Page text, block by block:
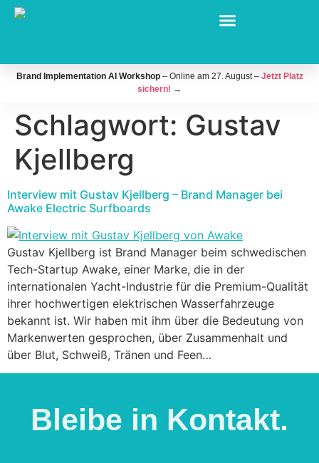
Brand Implementation AI Workshop– Online am 27. August – Jetzt Platz
sichern! →
Schlagwort: Gustav
Kjellberg
Interview mit Gustav Kjellberg – Brand Manager bei
Awake Electric Surfboards
Gustav Kjellberg ist Brand Manager beim schwedischen
Tech-Startup Awake, einer Marke, die in der
internationalen Yacht-Industrie für die Premium-Qualität
ihrer hochwertigen elektrischen Wasserfahrzeuge
bekannt ist. Wir haben mit ihm über die Bedeutung von
Markenwerten gesprochen, über Zusammenhalt und
über Blut, Schweiß, Tränen und Feen…
Bleibe in Kontakt.